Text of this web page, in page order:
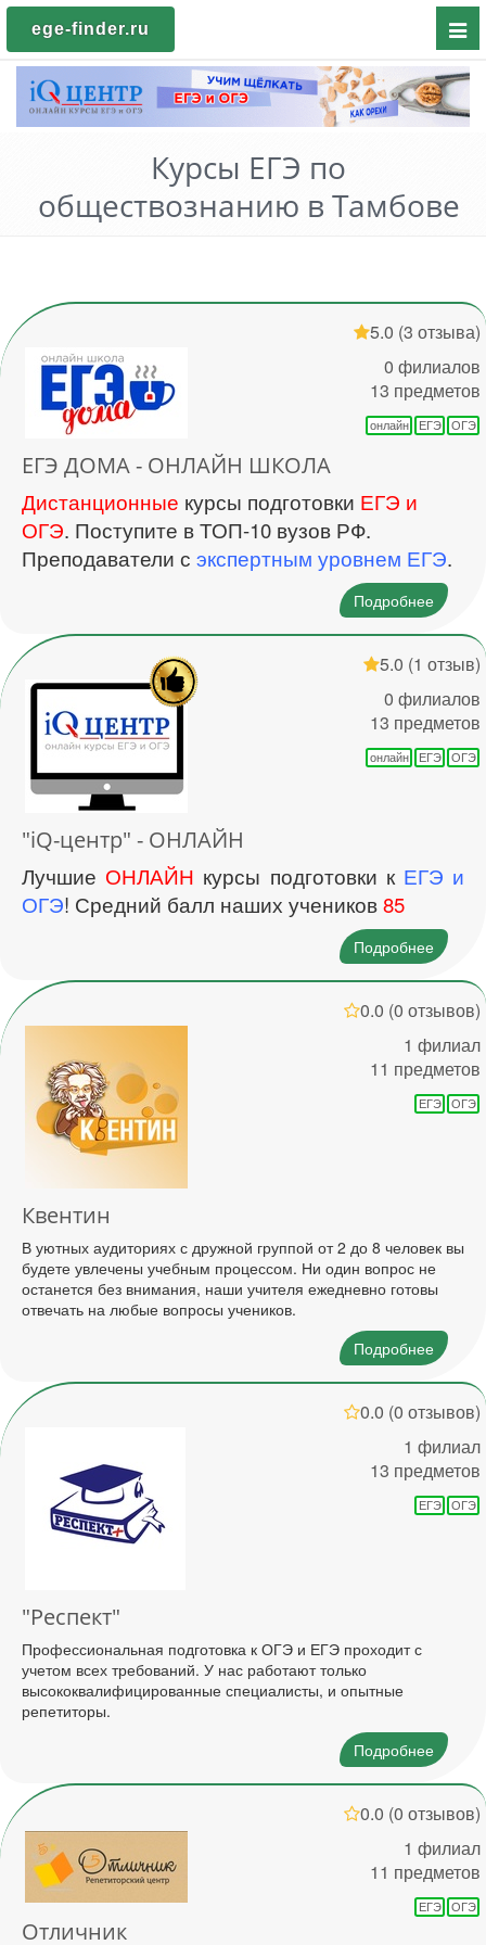
ege-finder.ru
Курсы ЕГЭ по
обществознанию в Тамбове
5.0 (3 отзыва)
0 филиалов
13 предметов
онлайн ЕГЭ ОГЭ
ЕГЭ ДОМА - ОНЛАЙН ШКОЛА
Дистанционные курсы подготовки ЕГЭ и
ОГЭ. Поступите в ТОП-10 вузов РФ.
Преподаватели с экспертным уровнем ЕГЭ.
Подробнее
5.0 (1 отзыв)
0 филиалов
13 предметов
онлайн ЕГЭ ОГЭ
"iQ-центр" - ОНЛАЙН
Лучшие ОНЛАЙН курсы подготовки к ЕГЭ и
ОГЭ! Средний балл наших учеников85
Подробнее
0.0 (0 отзывов)
1 филиал
11 предметов
ЕГЭ ОГЭ
Квентин
В уютных аудиториях с дружной группой от 2 до 8 человек вы
будете увлечены учебным процессом. Ни один вопрос не
останется без внимания, наши учителя ежедневно готовы
отвечать на любые вопросы учеников.
Подробнее
0.0 (0 отзывов)
1 филиал
13 предметов
ЕГЭ ОГЭ
"Респект"
Профессиональная подготовка к ОГЭ и ЕГЭ проходит с
учетом всех требований. У нас работают только
высококвалифицированные специалисты, и опытные
репетиторы.
Подробнее
0.0 (0 отзывов)
1 филиал
11 предметов
ЕГЭ ОГЭ
Отличник